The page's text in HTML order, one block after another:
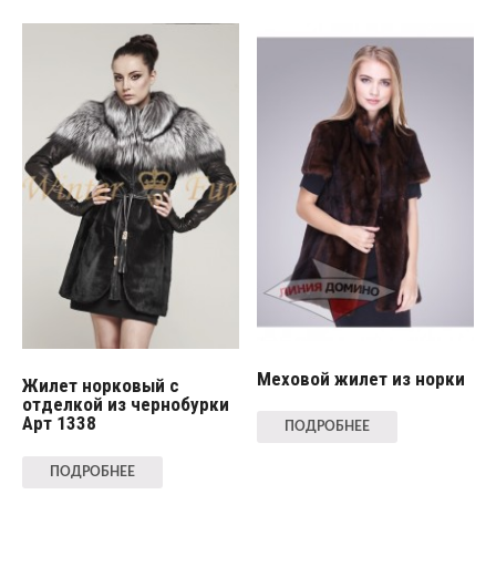
Жилет норковый с
отделкой из чернобурки
Арт 1338
ПОДРОБНЕЕ
Меховой жилет из норки
ПОДРОБНЕЕ